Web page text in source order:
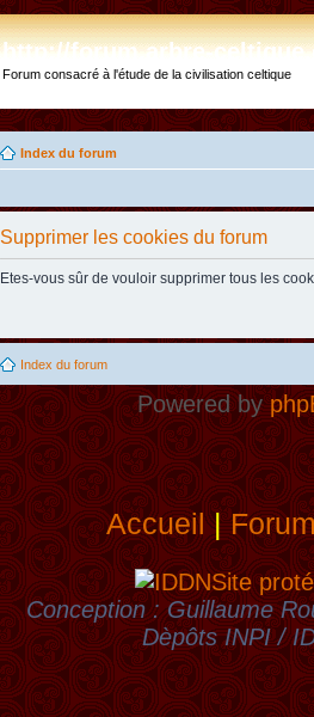
http://forum.arbre-
Forum consacré à l'étude de la civilisation celtique
Index du forum
Supprimer les cookies du forum
Etes-vous sûr de vouloir supprimer tous les
Index du forum
Powered by
Accueil|
Site
Conception : Guillaume
Dèpôts INPI /